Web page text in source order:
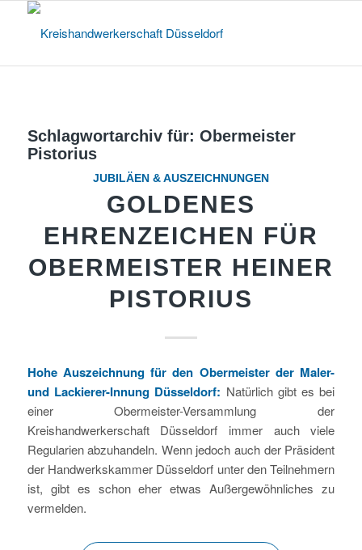
Schlagwortarchiv für: Obermeister
Pistorius
JUBILÄEN & AUSZEICHNUNGEN
GOLDENES
EHRENZEICHEN FÜR
OBERMEISTER HEINER
PISTORIUS
Hohe Auszeichnung für den Obermeister der Maler-
und Lackierer-Innung Düsseldorf: Natürlich gibt es bei
einer Obermeister-Versammlung der
Kreishandwerkerschaft Düsseldorf immer auch viele
Regularien abzuhandeln. Wenn jedoch auch der Präsident
der Handwerkskammer Düsseldorf unter den Teilnehmern
ist, gibt es schon eher etwas Außergewöhnliches zu
vermelden.